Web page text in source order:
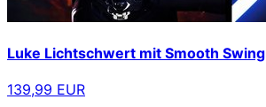
Luke Lichtschwert mit Smooth Swing
139,99 EUR